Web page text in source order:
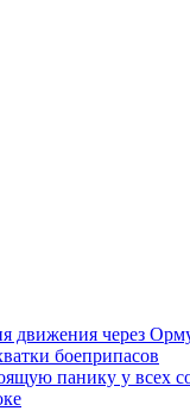
движения через
боеприпасов
панику у